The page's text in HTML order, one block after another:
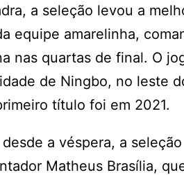
a seleção levou a
equipe amarelinha,
nas quartas de final. O
de Ningbo, no leste
título foi em 2021.
a véspera, a
Matheus Brasília,